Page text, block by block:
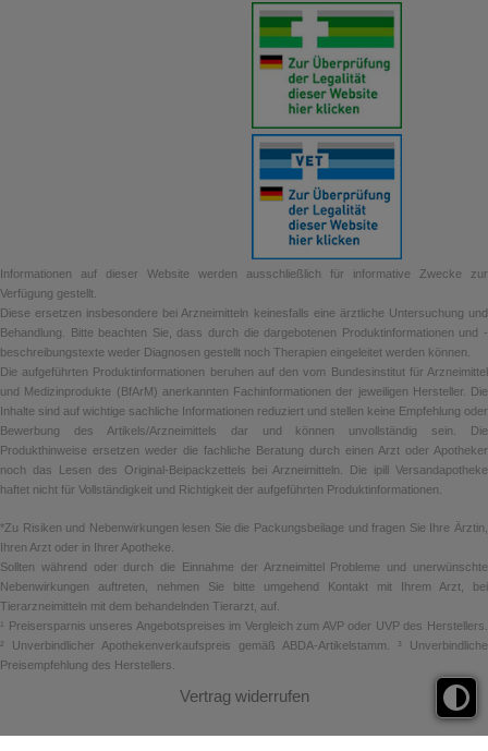
Informationen auf dieser Website werden ausschließlich für informative Zwecke zur
Verfügung gestellt.
Diese ersetzen insbesondere bei Arzneimitteln keinesfalls eine ärztliche Untersuchung und
Behandlung. Bitte beachten Sie, dass durch die dargebotenen Produktinformationen und -
beschreibungstexte weder Diagnosen gestellt noch Therapien eingeleitet werden können.
Die aufgeführten Produktinformationen beruhen auf den vom Bundesinstitut für Arzneimittel
und Medizinprodukte (BfArM) anerkannten Fachinformationen der jeweiligen Hersteller. Die
Inhalte sind auf wichtige sachliche Informationen reduziert und stellen keine Empfehlung oder
Bewerbung des Artikels/Arzneimittels dar und können unvollständig sein. Die
Produkthinweise ersetzen weder die fachliche Beratung durch einen Arzt oder Apotheker
noch das Lesen des Original-Beipackzettels bei Arzneimitteln. Die ipill Versandapotheke
haftet nicht für Vollständigkeit und Richtigkeit der aufgeführten Produktinformationen.
*Zu Risiken und Nebenwirkungen lesen Sie die Packungsbeilage und fragen Sie Ihre Ärztin,
Ihren Arzt oder in Ihrer Apotheke.
Sollten während oder durch die Einnahme der Arzneimittel Probleme und unerwünschte
Nebenwirkungen auftreten, nehmen Sie bitte umgehend Kontakt mit Ihrem Arzt, bei
Tierarzneimitteln mit dem behandelnden Tierarzt, auf.
¹ Preisersparnis unseres Angebotspreises im Vergleich zum AVP oder UVP des Herstellers.
² Unverbindlicher Apothekenverkaufspreis gemäß ABDA-Artikelstamm. ³ Unverbindliche
Preisempfehlung des Herstellers.
Vertrag widerrufen